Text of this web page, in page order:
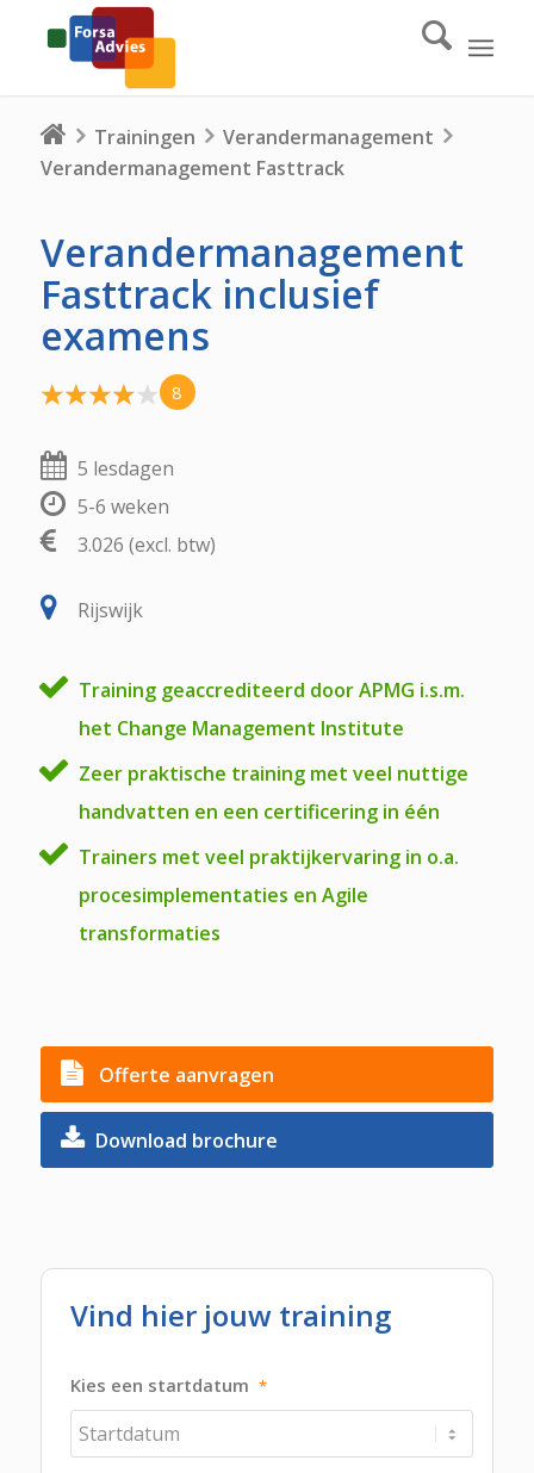
Trainingen
Verandermanagement
Verandermanagement Fasttrack
Verandermanagement
Fasttrack inclusief
examens
8
5 lesdagen
5-6 weken
3.026 (excl. btw)
Rijswijk
Training geaccrediteerd door APMG i.s.m.
het Change Management Institute
Zeer praktische training met veel nuttige
handvatten en een certificering in één
Trainers met veel praktijkervaring in o.a.
procesimplementaties en Agile
transformaties
Offerte aanvragen
Download brochure
Vind hier jouw training
Kies een startdatum *